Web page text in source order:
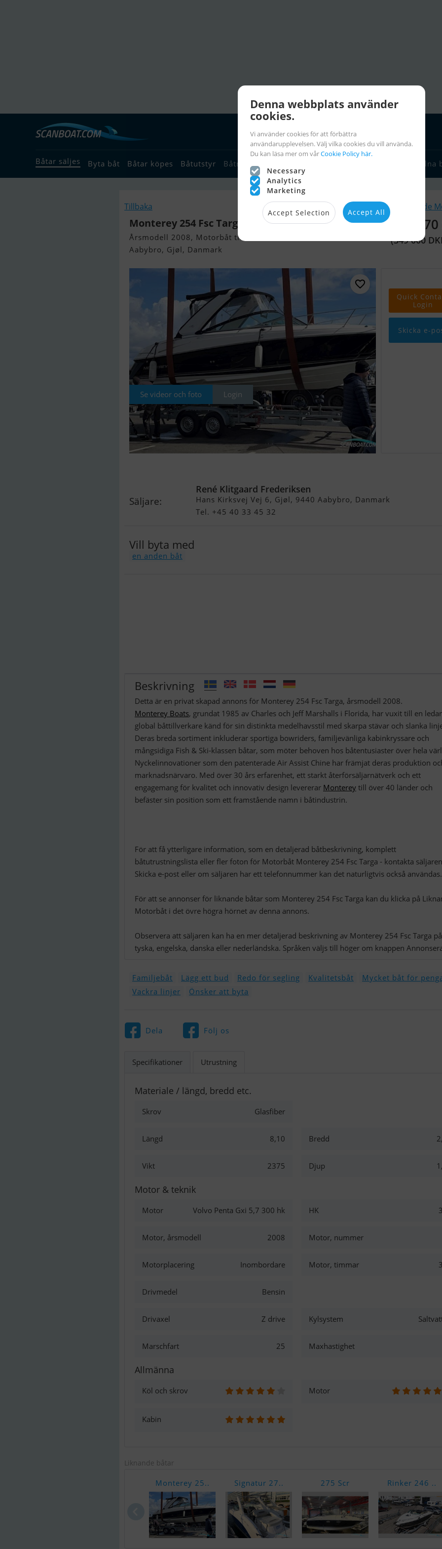
Båtar säljes Byta båt Båtar köpes Båtutstyr Båtmäklare Stulna
Tillbaka Liknande
Monterey 254 Fsc Targa
Årsmodell 2008, Motorbåt till salu
Aabybro, Gjøl, Danmark
504
(349 000
Se videor och foto Login
Quick
Login
Skicka e-
Säljare:
René Klitgaard Frederiksen
Hans Kirksvej Vej 6, Gjøl, 9440 Aabybro, Danmark
Tel. +45 40 33 45 32
Vill byta med
en anden båt
Beskrivning
Monterey Boats, grundat 1985 av Charles och Jeff Marshalls i Florida, har vuxit till en
global båttillverkare känd för sin distinkta medelhavsstil med skarpa stävar och slanka
Deras breda sortiment inkluderar sportiga bowriders, familjevänliga kabinkryssare och
mångsidiga Fish & Ski-klassen båtar, som möter behoven hos båtentusiaster över hela
Nyckelinnovationer som den patenterade Air Assist Chine har främjat deras produktion
marknadsnärvaro. Med över 30 års erfarenhet, ett starkt återförsäljarnätverk och ett
engagemang för kvalitet och innovativ design levererar Monterey till över 40 länder och
befäster sin position som ett framstående namn i båtindustrin.
För att få ytterligare information, som en detaljerad båtbeskrivning, komplett
båtutrustningslista eller fler foton för Motorbåt Monterey 254 Fsc Targa - kontakta
Skicka e-post eller om säljaren har ett telefonnummer kan det naturligtvis också användas.
För att se annonser för liknande båtar som Monterey 254 Fsc Targa kan du klicka på
Motorbåt i det övre högra hörnet av denna annons.
Observera att säljaren kan ha en mer detaljerad beskrivning av Monterey 254 Fsc Targa på
tyska, engelska, danska eller nederländska. Språken väljs till höger om knappen
Familjebåt Lägg ett bud Redo för segling Kvalitetsbåt
Mycket båt för
Vackra linjer
Önsker att byta
Dela Följ os
Specifikationer Utrustning
Materiale / längd, bredd etc.
Skrov Glasfiber
Längd 8,10 Bredd
Vikt 2375 Djup
Motor & teknik
Motor Volvo Penta Gxi 5,7 300 hk HK
Motor, årsmodell 2008 Motor, nummer
Motorplacering Inombordare Motor, timmar
Drivmedel Bensin
Drivaxel Z drive Kylsystem
Marschfart 25 Maxhastighet
Allmänna
Köl och skrov Motor
Kabin
Liknande båtar
Monterey 25.. Signatur 27.. 275 Scr Rinker 246 ..
Denna webbplats använder
cookies.
Vi använder cookies för att förbättra
användarupplevelsen. Välj vilka cookies du vill använda.
Du kan läsa mer om vårCookie Policy här.
Necessary
Analytics
Marketing
Accept Selection Accept All